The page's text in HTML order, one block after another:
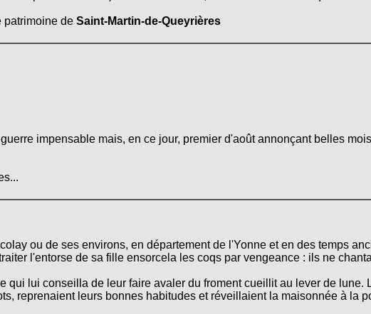
patrimoine de Saint-Martin-de-Queyrières
impensable mais, en ce jour, premier d'août annonçant belles
ou de ses environs, en département de l'Yonne et en des temps
l'entorse de sa fille ensorcela les coqs par vengeance : ils ne
qui lui conseilla de leur faire avaler du froment cueillit au lever de lune.
reprenaient leurs bonnes habitudes et réveillaient la maisonnée à la